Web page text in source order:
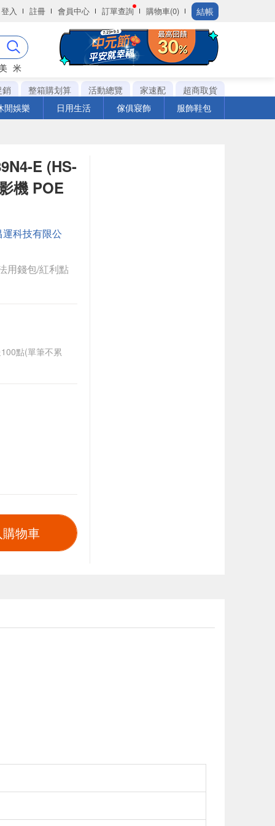
登入 註冊 會員中心 訂單查詢 購物車(0) 結帳
米
銷
整箱購划算 活動總覽 家速配
超商取貨
閒娛樂
日用生活 傢俱寢飾 服飾鞋包
E (HS-
機 POE
運科技有限公
用錢包/紅利點
點(單筆不累
物車